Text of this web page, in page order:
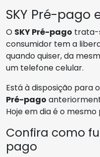
SKY Pré-pago
O SKY Pré-pago trata-
consumidor tem a
quando quiser, da
um telefone celular.
Está à disposição para
Pré-pago
Hoje em dia é o mesmo
Confira como
pago